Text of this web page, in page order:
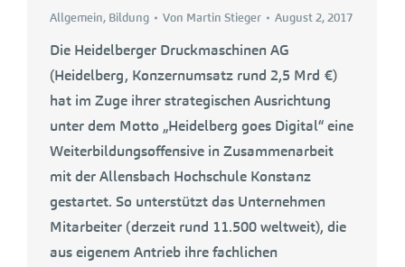
Allgemein, Bildung Von Martin Stieger August 2, 2017
Die Heidelberger Druckmaschinen AG
(Heidelberg, Konzernumsatz rund 2,5 Mrd €)
hat im Zuge ihrer strategischen Ausrichtung
unter dem Motto „Heidelberg goes Digital“ eine
Weiterbildungsoffensive in Zusammenarbeit
mit der Allensbach Hochschule Konstanz
gestartet. So unterstützt das Unternehmen
Mitarbeiter (derzeit rund 11.500 weltweit), die
aus eigenem Antrieb ihre fachlichen